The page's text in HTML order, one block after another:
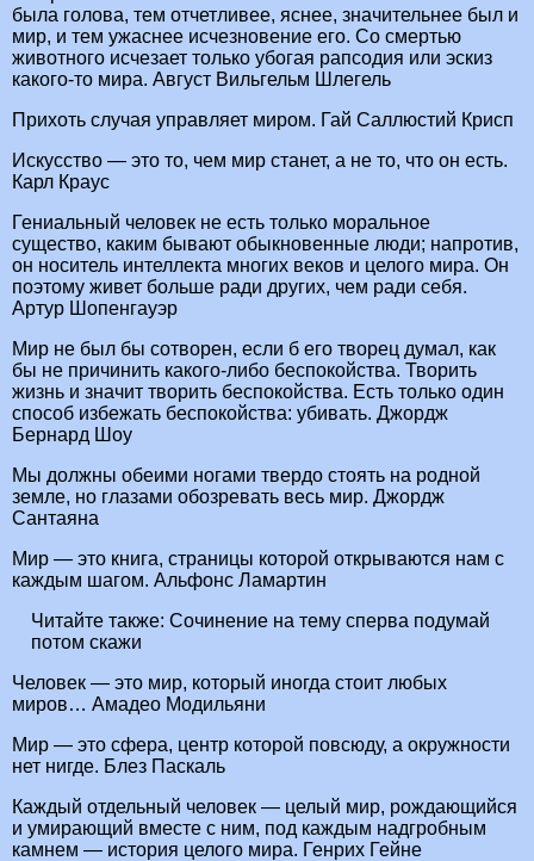
была голова, тем отчетливее, яснее, значительнее был и
мир, и тем ужаснее исчезновение его. Со смертью
животного исчезает только убогая рапсодия или эскиз
какого-то мира. Август Вильгельм Шлегель
Прихоть случая управляет миром. Гай Саллюстий Крисп
Искусство — это то, чем мир станет, а не то, что он есть.
Карл Краус
Гениальный человек не есть только моральное
существо, каким бывают обыкновенные люди; напротив,
он носитель интеллекта многих веков и целого мира. Он
поэтому живет больше ради других, чем ради себя.
Артур Шопенгауэр
Мир не был бы сотворен, если б его творец думал, как
бы не причинить какого-либо беспокойства. Творить
жизнь и значит творить беспокойства. Есть только один
способ избежать беспокойства: убивать. Джордж
Бернард Шоу
Мы должны обеими ногами твердо стоять на родной
земле, но глазами обозревать весь мир. Джордж
Сантаяна
Мир — это книга, страницы которой открываются нам с
каждым шагом. Альфонс Ламартин
Читайте также: Сочинение на тему сперва подумай
потом скажи
Человек — это мир, который иногда стоит любых
миров… Амадео Модильяни
Мир — это сфера, центр которой повсюду, а окружности
нет нигде. Блез Паскаль
Каждый отдельный человек — целый мир, рождающийся
и умирающий вместе с ним, под каждым надгробным
камнем — история целого мира. Генрих Гейне